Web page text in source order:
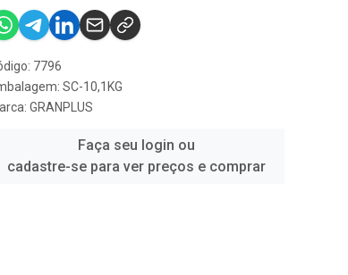
7796
SC-10,1KG
GRANPLUS
Faça seu login ou
cadastre-se para ver preços e comprar